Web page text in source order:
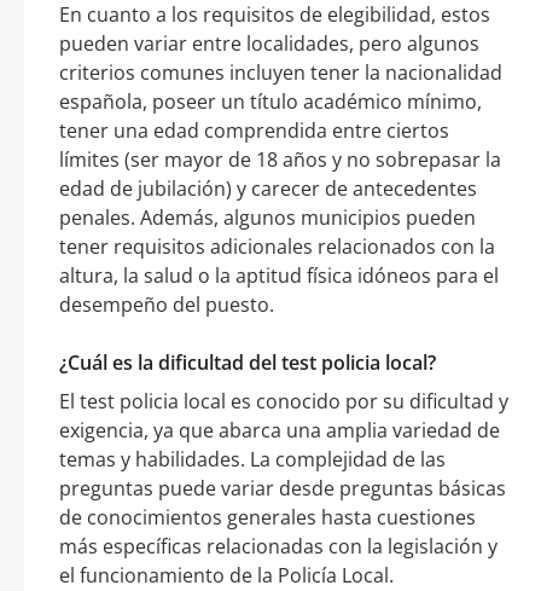
En cuanto a los requisitos de elegibilidad, estos
pueden variar entre localidades, pero algunos
criterios comunes incluyen tener la nacionalidad
española, poseer un título académico mínimo,
tener una edad comprendida entre ciertos
límites (ser mayor de 18 años y no sobrepasar la
edad de jubilación) y carecer de antecedentes
penales. Además, algunos municipios pueden
tener requisitos adicionales relacionados con la
altura, la salud o la aptitud física idóneos para el
desempeño del puesto.
¿Cuál es la dificultad del test policia local?
El test policia local es conocido por su dificultad y
exigencia, ya que abarca una amplia variedad de
temas y habilidades. La complejidad de las
preguntas puede variar desde preguntas básicas
de conocimientos generales hasta cuestiones
más específicas relacionadas con la legislación y
el funcionamiento de la Policía Local.